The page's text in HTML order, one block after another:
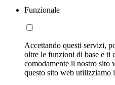
Funzionale
Accettando questi servizi,
oltre le funzioni di base e ti
comodamente il nostro sito
questo sito web utilizziamo